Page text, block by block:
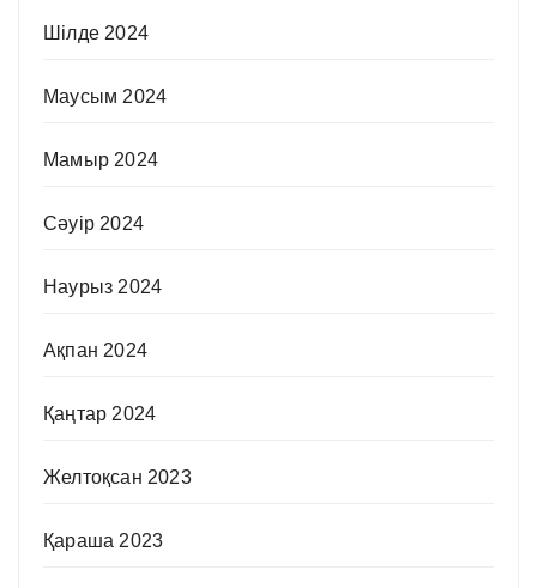
Шілде 2024
Маусым 2024
Мамыр 2024
Сәуір 2024
Наурыз 2024
Ақпан 2024
Қаңтар 2024
Желтоқсан 2023
Қараша 2023